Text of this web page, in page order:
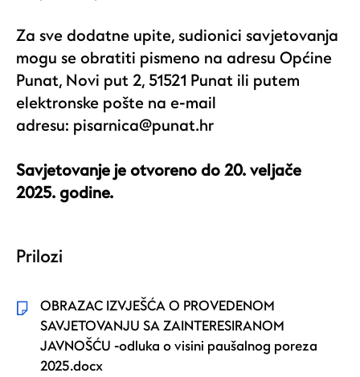
Za sve dodatne upite, sudionici savjetovanja
mogu se obratiti pismeno na adresu Općine
Punat, Novi put 2, 51521 Punat ili putem
elektronske pošte na e-mail
adresu: pisarnica@punat.hr
Savjetovanje je otvoreno do 20. veljače
2025. godine.
Prilozi
OBRAZAC IZVJEŠĆA O PROVEDENOM
SAVJETOVANJU SA ZAINTERESIRANOM
JAVNOŠĆU -odluka o visini paušalnog poreza
2025.docx